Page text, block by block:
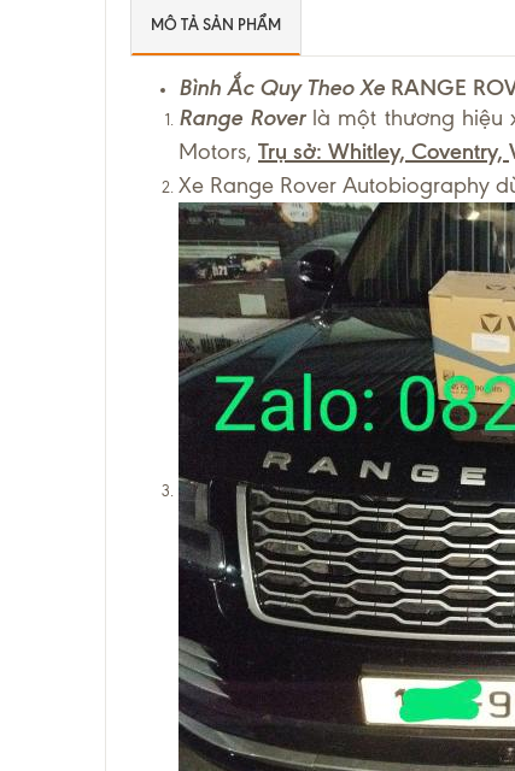
MÔ TẢ SẢN PHẨM
Bình Ắc Quy Theo Xe RANGE
Range Roverlà một thương hiệu
Motors, Trụ sở: Whitley, Coventry,
Xe Range Rover Autobiography